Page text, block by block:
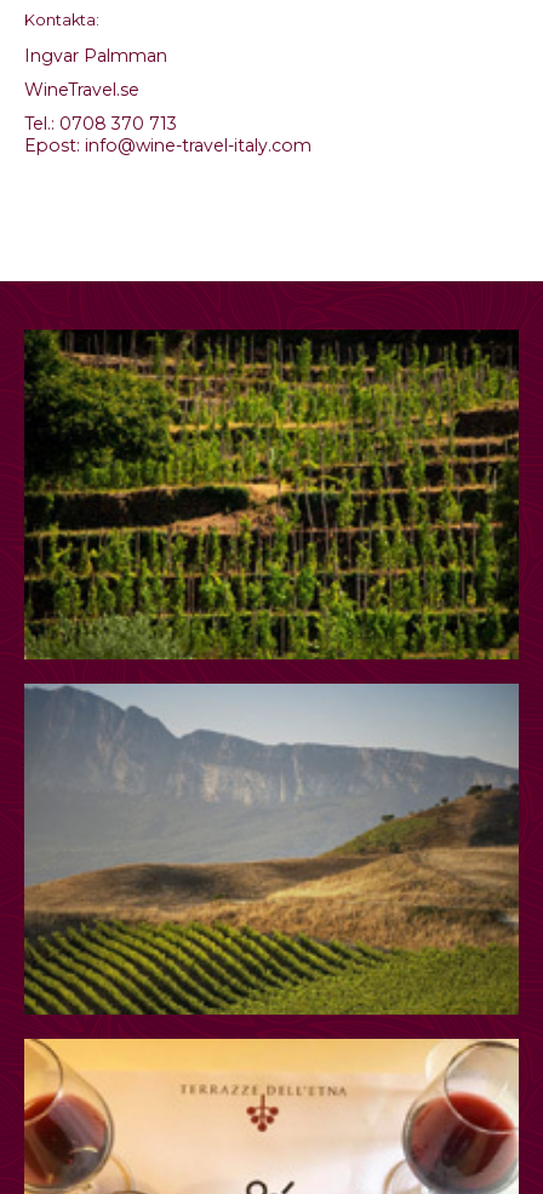
Kontakta:
Ingvar Palmman
WineTravel.se
Tel.: 0708 370 713
Epost: info@wine-travel-italy.com